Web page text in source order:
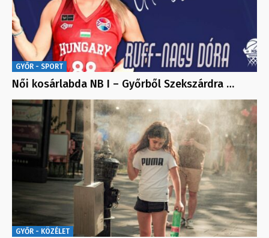
GYŐR - SPORT
Női kosárlabda NB I – Győrből Szekszárdra …
GYŐR - KÖZÉLET